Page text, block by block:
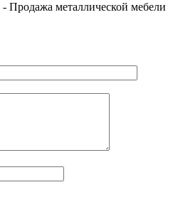
- Продажа металлической мебели